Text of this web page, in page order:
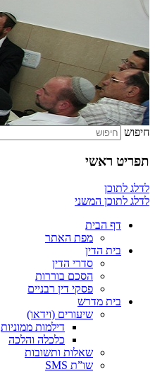
חיפוש
תפריט ראשי
לדלג לתוכן
לדלג לתוכן המשני
דף הבית
מפת האתר
בית הדין
סדרי הדין
הסכם בוררות
פסקי דין רבניים
בית מדרש
שיעורים (וידאו)
דילמות ממוניות
כלכלה והלכה
שאלות ותשובות
שו”ת SMS